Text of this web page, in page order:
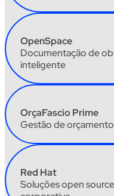
OpenSpace
Documentação de
inteligente
OrçaFascioPrime
Gestão de
Red Hat
Soluções opensource